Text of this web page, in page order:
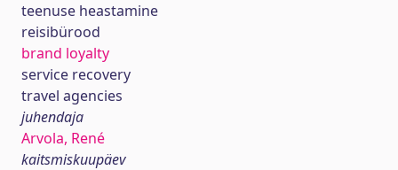
teenuse heastamine
reisibürood
brand loyalty
service recovery
travel agencies
juhendaja
Arvola, René
kaitsmiskuupäev